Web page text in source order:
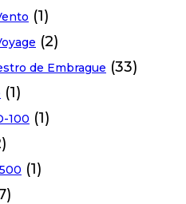
(1)
(2)
de Embrague (33)
(1)
100 (1)
(1)